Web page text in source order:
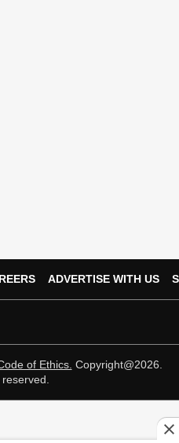
ADVERTISE WITH US
of Ethics. Copyright@2026.